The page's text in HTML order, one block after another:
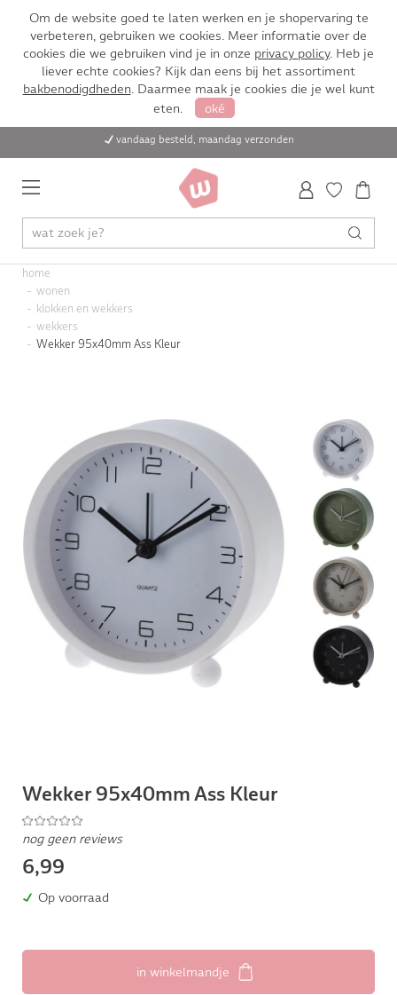
Om de website goed te laten werken en je shopervaring te
verbeteren, gebruiken we cookies. Meer informatie over de
cookies die we gebruiken vind je in onze privacy policy. Heb je
liever echte cookies? Kijk dan eens bij het assortiment
bakbenodigdheden. Daarmee maak je cookies die je wel kunt
eten.
oké
vandaag besteld, maandag verzonden
home
wonen
klokken en wekkers
wekkers
Wekker 95x40mm Ass Kleur
Wekker 95x40mm Ass Kleur
nog geen reviews
6,99
Op voorraad
in winkelmandje